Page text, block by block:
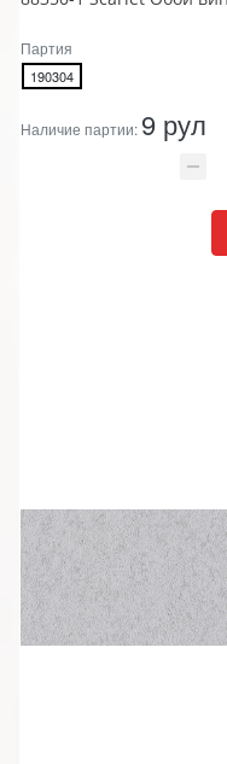
Партия
190304
Наличие партии: 9 рул